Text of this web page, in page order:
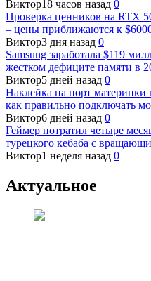
Виктор18 часов назад 0
Проверка ценников на RTX
– цены приближаются к
Виктор3 дня назад 0
Samsung заработала $119
жестком дефиците памяти в
Виктор5 дней назад 0
Наклейка на порт материнки
как правильно подключать
Виктор6 дней назад 0
Геймер потратил четыре
турецкого кебаба с
Виктор1 неделя назад 0
Актуальное